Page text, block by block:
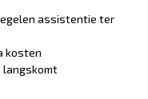
assistentie ter
kosten
langskomt